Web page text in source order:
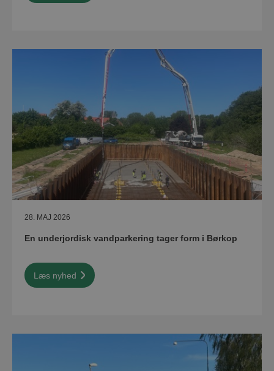
28. MAJ 2026
En underjordisk vandparkering tager form i Børkop
Læs nyhed